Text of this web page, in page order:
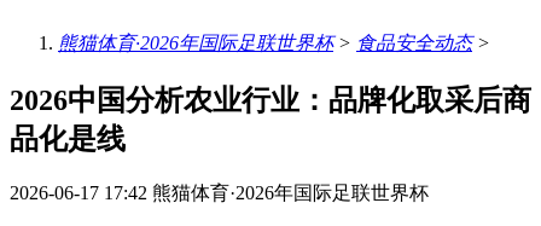
熊猫体育·2026年国际足联世界杯> 食品安全动态>
2026中国分析农业行业：品牌化取采后商
品化是线
2026-06-17 17:42 熊猫体育·2026年国际足联世界杯